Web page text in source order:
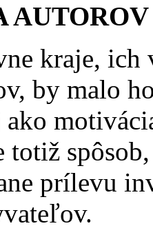
AUTOROV
kraje,
by malo
totiž
prílevu